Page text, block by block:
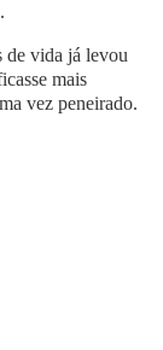
de vida já levou
mais
vez peneirado.